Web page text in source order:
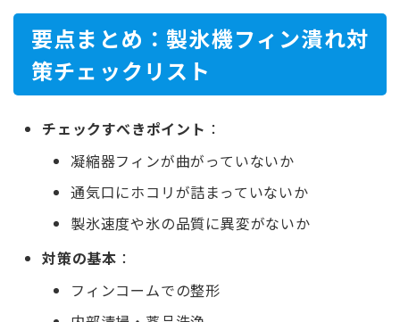
要点まとめ：製氷機フィン潰れ対
策チェックリスト
チェックすべきポイント ：
凝縮器フィンが曲がっていないか
通気口にホコリが詰まっていないか
製氷速度や氷の品質に異変がないか
対策の基本 ：
フィンコームでの整形